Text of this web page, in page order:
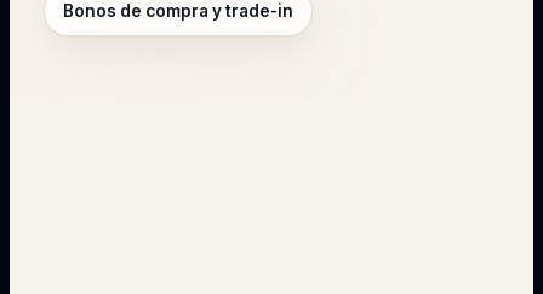
Bonos de compra y trade-in